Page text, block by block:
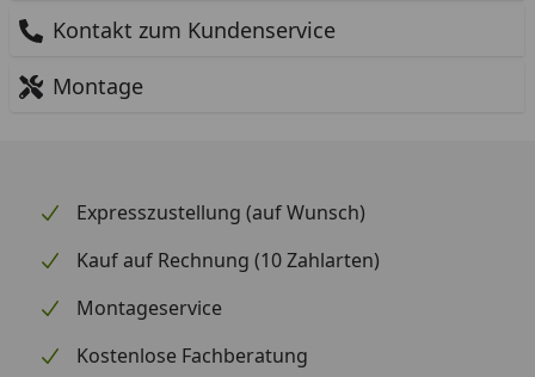
Kontakt zum Kundenservice
Montage
Expresszustellung (auf Wunsch)
Kauf auf Rechnung (10 Zahlarten)
Montageservice
Kostenlose Fachberatung